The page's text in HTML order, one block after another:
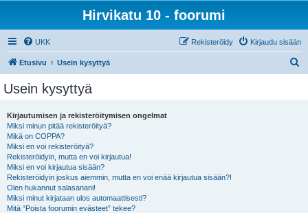
Hirvikatu 10 - foorumi
UKK Kirjaudu sisään
Rekisteröidy
Etusivu Usein kysyttyä
Usein kysyttyä
Kirjautumisen ja rekisteröitymisen ongelmat
Miksi minun pitää rekisteröityä?
Mikä on COPPA?
Miksi en voi rekisteröityä?
Rekisteröidyin, mutta en voi kirjautua!
Miksi en voi kirjautua sisään?
Rekisteröidyin joskus aiemmin, mutta en voi enää kirjautua sisään?!
Olen hukannut salasanani!
Miksi minut kirjataan ulos automaattisesti?
Mitä “Poista foorumin evästeet” tekee?